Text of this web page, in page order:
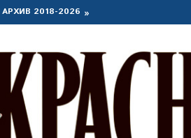
АРХИВ 2018-2026